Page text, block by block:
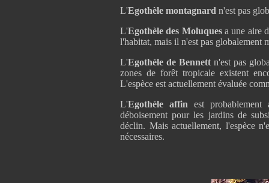
L'Egothèle montagnard n'est pas
L'Egothèle des Moluques a une aire
l'habitat, mais il n'est pas globalement
L'Egothèle de Bennettn'est pas
zones de forêt tropicale existent
L'espèce est actuellement évaluée
L'Egothèle affinest
déboisement pour les jardins de
déclin. Mais actuellement, l'espèce
nécessaires.